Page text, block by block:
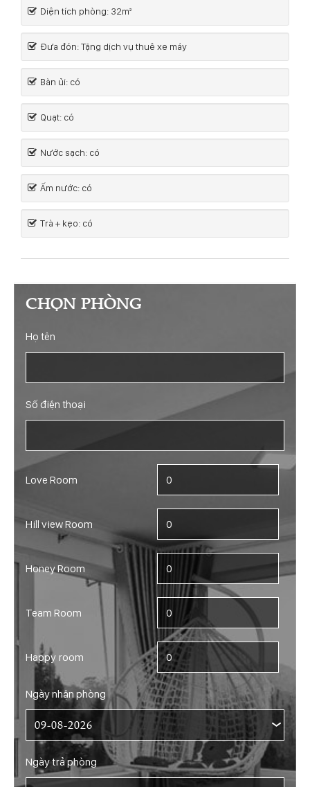
Diện tích phòng: 32m²
Đưa đón: Tặng dịch vụ thuê xe máy
Bàn ủi: có
Quạt: có
Nước sạch: có
Ấm nước: có
Trà + kẹo: có
CHỌN PHÒNG
Họ tên
Số điện thoại
Love Room
Hill view Room
Honey Room
Team Room
Happy room
Ngày nhận phòng
Ngày trả phòng